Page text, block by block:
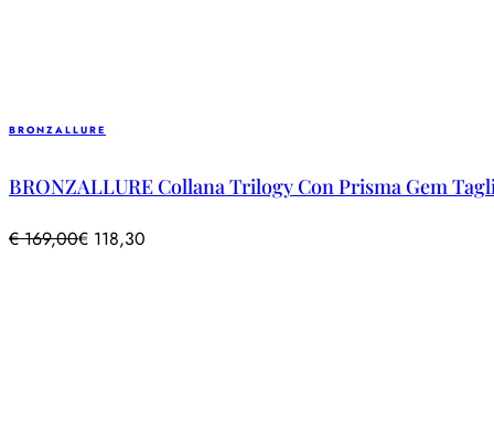
BRONZALLURE
BRONZALLURE Collana Trilogy Con Prisma Gem
€169,00€ 118,30